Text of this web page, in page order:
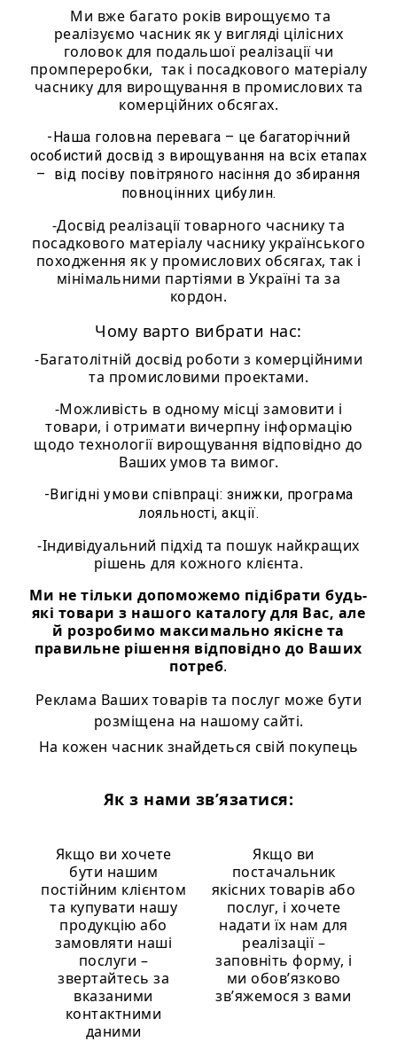
Ми вже багато років вирощуємо та
реалізуємо часник як у вигляді цілісних
головок для подальшої реалізації чи
промпереробки, так і посадкового матеріалу
часнику для вирощування в промислових та
комерційних обсягах.
-Наша головна перевага – це багаторічний
особистий досвід з вирощування на всіх етапах
– від посіву повітряного насіння до збирання
повноцінних цибулин.
-Досвід реалізації товарного часнику та
посадкового матеріалу часнику українського
походження як у промислових обсягах, так і
мінімальними партіями в Україні та за
кордон.
Чому варто вибрати нас:
-Багатолітній досвід роботи з комерційними
та промисловими проектами.
-Можливість в одному місці замовити і
товари, і отримати вичерпну інформацію
щодо технології вирощування відповідно до
Ваших умов та вимог.
-Вигідні умови співпраці: знижки, програма
лояльності, акції.
-Індивідуальний підхід та пошук найкращих
рішень для кожного клієнта.
Ми не тільки допоможемо підібрати будь-
які товари з нашого каталогу для Вас, але
й розробимо максимально якісне та
правильне рішення відповідно до Ваших
потреб.
Реклама Ваших товарів та послуг може бути
розміщена на нашому сайті.
На кожен часник знайдеться свій покупець
Як з нами зв’язатися:
Якщо ви хочете
бути нашим
постійним клієнтом
та купувати нашу
продукцію або
замовляти наші
послуги –
звертайтесь за
вказаними
контактними
даними
Якщо ви
постачальник
якісних товарів або
послуг, і хочете
надати їх нам для
реалізації –
заповніть форму, і
ми обов’язково
зв’яжемося з вами